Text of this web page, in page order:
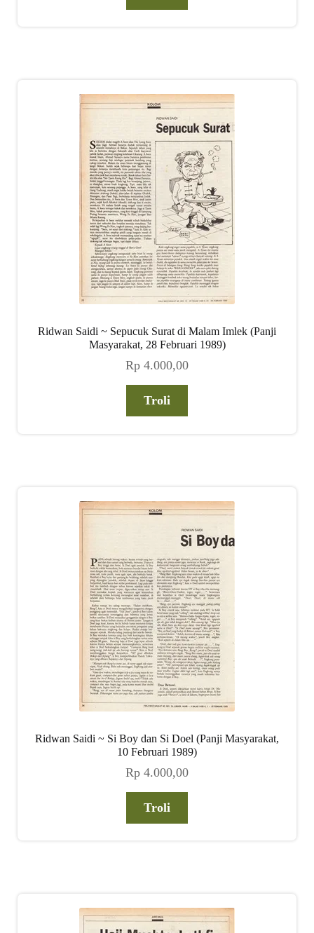
Ridwan Saidi ~ Sepucuk Surat di Malam Imlek (Panji
Masyarakat, 28 Februari 1989)
Rp 4.000,00
Troli
Ridwan Saidi ~ Si Boy dan Si Doel (Panji Masyarakat,
10 Februari 1989)
Rp 4.000,00
Troli